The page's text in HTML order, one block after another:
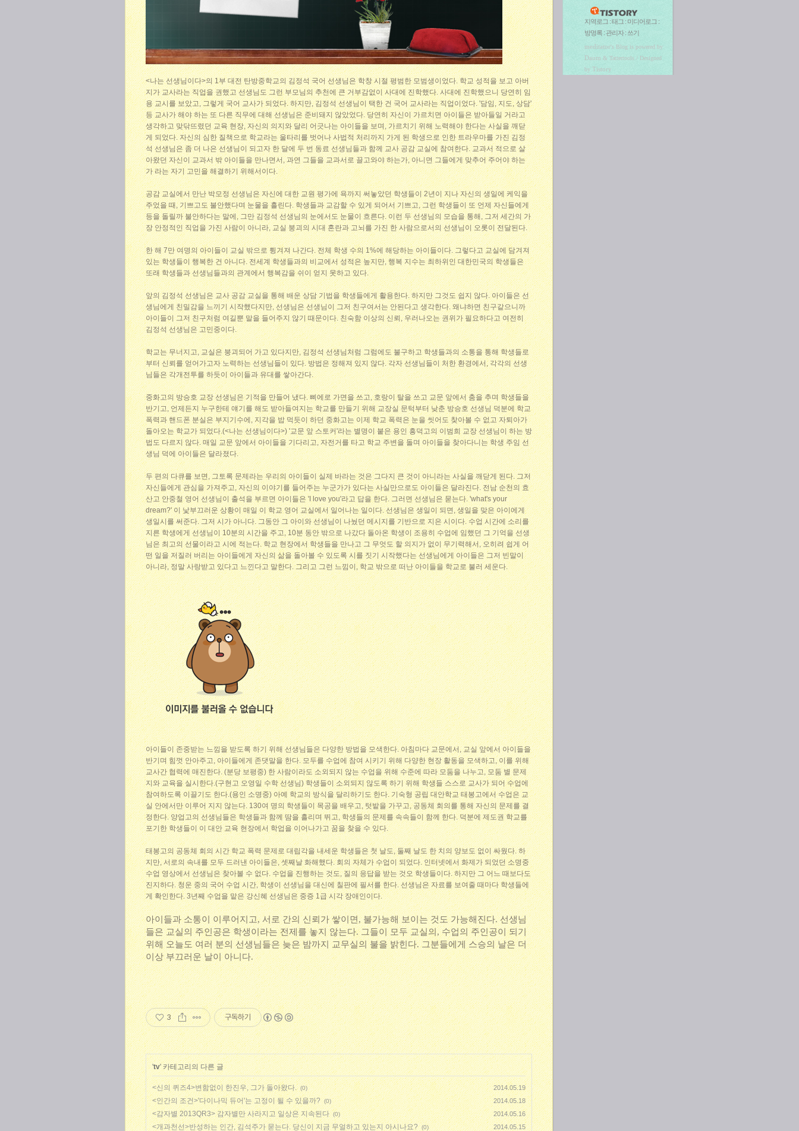
<나는 선생님이다>의 1부 대전 탄방중학교의 김정석 국어 선생님은 학창 시절 평범한 모범생이었다. 학교 성적을 보고 아버
지가 교사라는 직업을 권했고 선생님도 그런 부모님의 추천에 큰 거부감없이 사대에 진학했다. 사대에 진학했으니 당연히 임
용 교시를 보았고, 그렇게 국어 교사가 되었다. 하지만, 김정석 선생님이 택한 건 국어 교사라는 직업이었다. '담임, 지도, 상담'
등 교사가 해야 하는 또 다른 직무에 대해 선생님은 준비돼지 않았었다. 당연히 자신이 가르치면 아이들은 받아들일 거라고
생각하고 맞닦뜨렸던 교육 현장, 자신의 의지와 달리 어긋나는 아이들을 보며, 가르치기 위해 노력해야 한다는 사실을 깨닫
게 되었다. 자신의 심한 질책으로 학교라는 울타리를 벗어나 사법적 처리까지 가게 된 학생으로 인한 트라우마를 가진 김정
석 선생님은 좀 더 나은 선생님이 되고자 한 달에 두 번 동료 선생님들과 함께 교사 공감 교실에 참여한다. 교과서 적으로 살
아왔던 자신이 교과서 밖 아이들을 만나면서, 과연 그들을 교과서로 끌고와야 하는가, 아니면 그들에게 맞추어 주어야 하는
가 라는 자기 고민을 해결하기 위해서이다.
공감 교실에서 만난 박모정 선생님은 자신에 대한 교원 평가에 욕까지 써놓았던 학생들이 2년이 지나 자신의 생일에 케익을
주었을 때, 기쁘고도 불안했다며 눈물을 흘린다. 학생들과 교감할 수 있게 되어서 기쁘고, 그런 학생들이 또 언제 자신들에게
등을 돌릴까 불안하다는 말에, 그만 김정석 선생님의 눈에서도 눈물이 흐른다. 이런 두 선생님의 모습을 통해, 그저 세간의 가
장 안정적인 직업을 가진 사람이 아니라, 교실 붕괴의 시대 혼란과 고뇌를 가진 한 사람으로서의 선생님이 오롯이 전달된다.
한 해 7만 여명의 아이들이 교실 밖으로 튕겨져 나간다. 전체 학생 수의 1%에 해당하는 아이들이다. 그렇다고 교실에 담겨져
있는 학생들이 행복한 건 아니다. 전세계 학생들과의 비교에서 성적은 높지만, 행복 지수는 최하위인 대한민국의 학생들은
또래 학생들과 선생님들과의 관계에서 행복감을 쉬이 얻지 못하고 있다.
앞의 김정석 선생님은 교사 공감 교실을 통해 배운 상담 기법을 학생들에게 활용한다. 하지만 그것도 쉽지 않다. 아이들은 선
생님에게 친밀감을 느끼기 시작했다지만, 선생님은 선생님이 그저 친구여서는 안된다고 생각한다. 왜냐하면 친구같으니까
아이들이 그저 친구처럼 여길뿐 말을 들어주지 않기 때문이다. 친숙함 이상의 신뢰, 우러나오는 권위가 필요하다고 여전히
김정석 선생님은 고민중이다.
학교는 무너지고, 교실은 붕괴되어 가고 있다지만, 김정석 선생님처럼 그럼에도 불구하고 학생들과의 소통을 통해 학생들로
부터 신뢰를 얻어가고자 노력하는 선생님들이 있다. 방법은 정해져 있지 않다. 각자 선생님들이 처한 환경에서, 각각의 선생
님들은 각개전투를 하듯이 아이들과 유대를 쌓아간다.
중화고의 방승호 교장 선생님은 기적을 만들어 냈다. 삐에로 가면을 쓰고, 호랑이 탈을 쓰고 교문 앞에서 춤을 추며 학생들을
반기고, 언제든지 누구한테 얘기를 해도 받아들여지는 학교를 만들기 위해 교장실 문턱부터 낮춘 방승호 선생님 덕분에 학교
폭력과 핸드폰 분실은 부지기수에, 지각을 밥 먹듯이 하던 중화고는 이제 학교 폭력은 눈을 씻어도 찾아볼 수 없고 자퇴아가
돌아오는 학교가 되었다.(<나는 선생님이다>) '교문 앞 스토커'라는 별명이 붙은 용인 흥덕고의 이범희 교장 선생님이 하는 방
법도 다르지 않다. 매일 교문 앞에서 아이들을 기다리고, 자전거를 타고 학교 주변을 돌며 아이들을 찾아다니는 학생 주임 선
생님 덕에 아이들은 달라졌다.
두 편의 다큐를 보면, 그토록 문제라는 우리의 아이들이 실제 바라는 것은 그다지 큰 것이 아니라는 사실을 깨닫게 된다. 그저
자신들에게 관심을 가져주고, 자신의 이야기를 들어주는 누군가가 있다는 사실만으로도 아이들은 달라진다. 전남 순천의 효
산고 안중철 영어 선생님이 출석을 부르면 아이들은 'I love you'라고 답을 한다. 그러면 선생님은 묻는다. 'what's your
dream?' 이 낯부끄러운 상황이 매일 이 학교 영어 교실에서 일어나는 일이다. 선생님은 생일이 되면, 생일을 맞은 아이에게
생일시를 써준다. 그저 시가 아니다. 그동안 그 아이와 선생님이 나눴던 메시지를 기반으로 지은 시이다. 수업 시간에 소리를
지른 학생에게 선생님이 10분의 시간을 주고, 10분 동안 밖으로 나갔다 돌아온 학생이 조용히 수업에 임했던 그 기억을 선생
님은 최고의 선물이라고 시에 적는다. 학교 현장에서 학생들을 만나고 그 무엇도 할 의지가 없이 무기력해서, 오히려 쉽게 어
떤 일을 저질러 버리는 아이들에게 자신의 삶을 돌아볼 수 있도록 시를 짓기 시작했다는 선생님에게 아이들은 그저 빈말이
아니라, 정말 사랑받고 있다고 느낀다고 말한다. 그리고 그런 느낌이, 학교 밖으로 떠난 아이들을 학교로 불러 세운다.
아이들이 존중받는 느낌을 받도록 하기 위해 선생님들은 다양한 방법을 모색한다. 아침마다 교문에서, 교실 앞에서 아이들을
반기며 힘껏 안아주고, 아이들에게 존댓말을 한다. 모두를 수업에 참여 시키기 위해 다양한 현장 활동을 모색하고, 이를 위해
교사간 협력에 매진한다. (분당 보평중) 한 사람이라도 소외되지 않는 수업을 위해 수준에 따라 모둠을 나누고, 모둠 별 문제
지와 교육을 실시한다.(구현고 오영일 수학 선생님) 학생들이 소외되지 않도록 하기 위해 학생들 스스로 교사가 되어 수업에
참여하도록 이끌기도 한다.(용인 소명중) 아예 학교의 방식을 달리하기도 한다. 기숙형 공립 대안학교 태봉고에서 수업은 교
실 안에서만 이루어 지지 않는다. 130여 명의 학생들이 목공을 배우고, 텃밭을 가꾸고, 공동체 회의를 통해 자신의 문제를 결
정한다. 양업고의 선생님들은 학생들과 함께 땀을 흘리며 뛰고, 학생들의 문제를 속속들이 함께 한다. 덕분에 제도권 학교를
포기한 학생들이 이 대안 교육 현장에서 학업을 이어나가고 꿈을 찾을 수 있다.
태봉고의 공동체 회의 시간 학교 폭력 문제로 대립각을 내세운 학생들은 첫 날도, 둘째 날도 한 치의 양보도 없이 싸웠다. 하
지만, 서로의 속내를 모두 드러낸 아이들은, 셋째날 화해했다. 회의 자체가 수업이 되었다. 인터넷에서 화제가 되었던 소명중
수업 영상에서 선생님은 찾아볼 수 없다. 수업을 진행하는 것도, 질의 응답을 받는 것오 학생들이다. 하지만 그 어느 때보다도
진지하다. 청운 중의 국어 수업 시간, 학생이 선생님을 대신에 칠판에 필서를 한다. 선생님은 자료를 보여줄 때마다 학생들에
게 확인한다. 3년째 수업을 맡은 강신혜 선생님은 중증 1급 시각 장애인이다.
아이들과 소통이 이루어지고, 서로 간의 신뢰가 쌓이면, 불가능해 보이는 것도 가능해진다. 선생님
들은 교실의 주인공은 학생이라는 전제를 놓지 않는다. 그들이 모두 교실의, 수업의 주인공이 되기
위해 오늘도 여러 분의 선생님들은 늦은 밤까지 교무실의 불을 밝힌다. 그분들에게 스승의 날은 더
이상 부끄러운 날이 아니다.
3 구독하기
'tv' 카테고리의 다른 글
<신의 퀴즈4>변함없이 한진우, 그가 돌아왔다. (0) 2014.05.19
<인간의 조건>'다이나믹 듀어'는 고정이 될 수 있을까? (0) 2014.05.18
<감자별 2013QR3> 감자별만 사라지고 일상은 지속된다 (0) 2014.05.16
<개과천선>반성하는 인간, 김석주가 묻는다. 당신이 지금 무얼하고 있는지 아시나요? (0) 2014.05.15
지역로그 :태그 : 미디어로그 :
방명록 :관리자: 쓰기
meditator's Blog is powered by
Daum & Tattertools / Designed
by Tistory